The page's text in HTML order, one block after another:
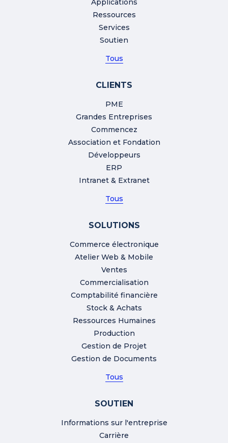
Applications
Ressources
Services
Soutien
Tous
CLIENTS
PME
Grandes Entreprises
Commencez
Association et Fondation
Développeurs
ERP
Intranet & Extranet
Tous
SOLUTIONS
Commerce électronique
Atelier Web & Mobile
Ventes
Commercialisation
Comptabilité financière
Stock & Achats
Ressources Humaines
Production
Gestion de Projet
Gestion de Documents
Tous
SOUTIEN
Informations sur l'entreprise
Carrière